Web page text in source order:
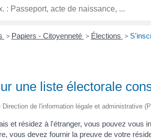
> Papiers - Citoyenneté > Élections >
une liste électorale
Direction de l'information légale et administrative
et résidez à l'étranger, vous pouvez vous
vous devez fournir la preuve de votre